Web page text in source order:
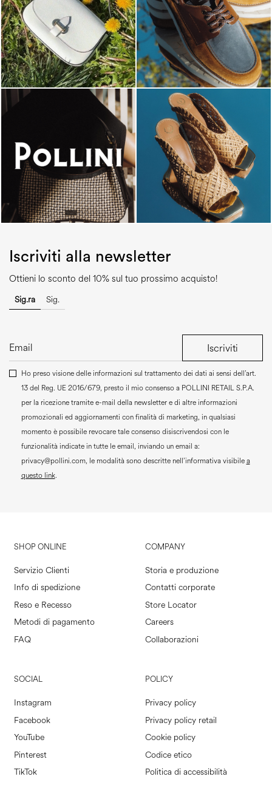
Iscriviti alla newsletter
Ottieni lo sconto del 10% sul tuo prossimo acquisto!
Sig.ra Sig.
Iscriviti
Ho preso visione delle informazioni sul trattamento dei dati ai sensi dell’art.
13 del Reg. UE 2016/679, presto il mio consenso a POLLINI RETAIL S.P.A.
per la ricezione tramite e-mail della newsletter e di altre informazioni
promozionali ed aggiornamenti con finalità di marketing, in qualsiasi
momento è possibile revocare tale consenso disiscrivendosi con le
funzionalità indicate in tutte le email, inviando un email a:
privacy@pollini.com, le modalità sono descritte nell’informativa visibilea
questo link.
SHOP ONLINE
Servizio Clienti
Info di spedizione
Reso e Recesso
Metodi di pagamento
FAQ
COMPANY
Storia e produzione
Contatti corporate
Store Locator
Careers
Collaborazioni
SOCIAL
Instagram
Facebook
YouTube
Pinterest
TikTok
POLICY
Privacy policy
Privacy policy retail
Cookie policy
Codice etico
Politica di accessibilità